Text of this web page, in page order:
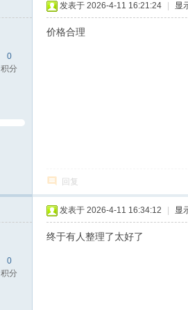
0
积分
发表于 2026-4-11 16:21:24 显
价格合理
回复
0
积分
发表于 2026-4-11 16:34:12 显
终于有人整理了太好了